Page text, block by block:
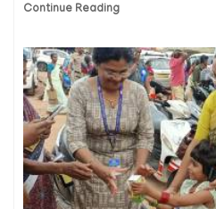
Continue Reading